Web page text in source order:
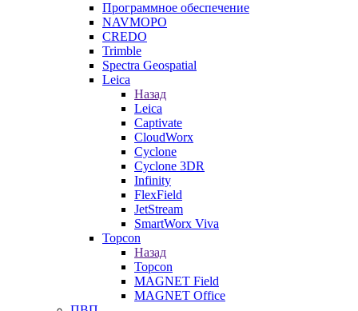
Программное обеспечение
NAVMOPO
CREDO
Trimble
Spectra Geospatial
Leica
Назад
Leica
Captivate
CloudWorx
Cyclone
Cyclone 3DR
Infinity
FlexField
JetStream
SmartWorx Viva
Topcon
Назад
Topcon
MAGNET Field
MAGNET Office